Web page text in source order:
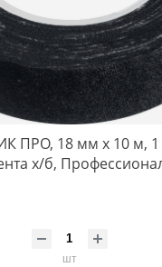
ПРО, 18 мм х 10 м, 1
х/б,
шт